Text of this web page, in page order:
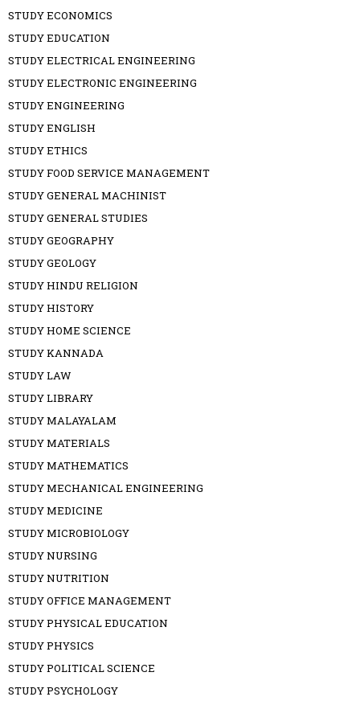
STUDY ECONOMICS
STUDY EDUCATION
STUDY ELECTRICAL ENGINEERING
STUDY ELECTRONIC ENGINEERING
STUDY ENGINEERING
STUDY ENGLISH
STUDY ETHICS
STUDY FOOD SERVICE MANAGEMENT
STUDY GENERAL MACHINIST
STUDY GENERAL STUDIES
STUDY GEOGRAPHY
STUDY GEOLOGY
STUDY HINDU RELIGION
STUDY HISTORY
STUDY HOME SCIENCE
STUDY KANNADA
STUDY LAW
STUDY LIBRARY
STUDY MALAYALAM
STUDY MATERIALS
STUDY MATHEMATICS
STUDY MECHANICAL ENGINEERING
STUDY MEDICINE
STUDY MICROBIOLOGY
STUDY NURSING
STUDY NUTRITION
STUDY OFFICE MANAGEMENT
STUDY PHYSICAL EDUCATION
STUDY PHYSICS
STUDY POLITICAL SCIENCE
STUDY PSYCHOLOGY